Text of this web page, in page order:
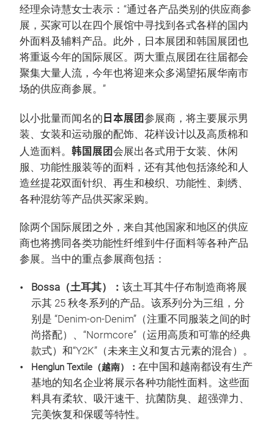
经理佘诗慧女士表示：“通过各产品类别的供应商参
展，买家可以在四个展馆中寻找到各式各样的国内
外面料及辅料产品。此外，日本展团和韩国展团也
将重返今年的国际展区。两大重点展团在往届都会
聚集大量人流，今年也将迎来众多渴望拓展华南市
场的供应商参展。”
以小批量而闻名的日本展团参展商，将主要展示男
装、女装和运动服的配饰、花样设计以及高质棉和
人造面料。 韩国展团会展出各式用于女装、休闲
服、功能性服装等的面料，还有其他包括涤纶和人
造丝提花双面针织、再生和梭织、功能性、刺绣、
各种混纺等产品供买家采购。
除两个国际展团之外，来自其他国家和地区的供应
商也将携同各类功能性纤维到牛仔面料等各种产品
参展。当中的重点参展商包括：
Bossa（土耳其）： 该土耳其牛仔布制造商将展
示其 25 秋冬系列的产品。该系列分为三组，分
别是 “Denim-on-Denim”（注重不同服装之间的时
尚搭配）、“Normcore”（运用高质和可靠的经典
款式）和“Y2K”（未来主义和复古元素的混合）。
Henglun Textile（越南）： 在中国和越南都设有生产
基地的知名企业将展示各种功能性面料。这些面
料具有柔软、吸汗速干、抗菌防臭、超强弹力、
完美恢复和保暖等特性。